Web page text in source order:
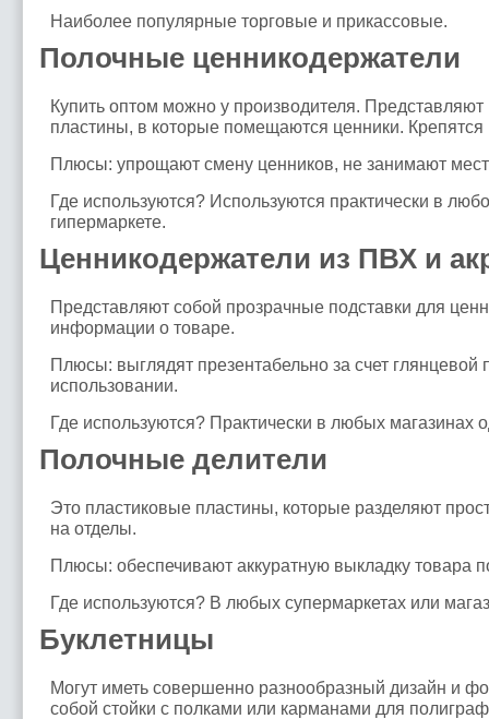
Наиболее популярные торговые и прикассовые.
Полочные ценникодержатели
Купить оптом можно у производителя. Представляют
пластины, в которые помещаются ценники. Крепятся
Плюсы: упрощают смену ценников, не занимают
Где используются? Используются практически в
гипермаркете.
Ценникодержатели из ПВХ и
Представляют собой прозрачные подставки для
информации о товаре.
Плюсы: выглядят презентабельно за счет глянцевой
использовании.
Где используются? Практически в любых магазинах
Полочные делители
Это пластиковые пластины, которые разделяют
на отделы.
Плюсы: обеспечивают аккуратную выкладку товара
Где используются? В любых супермаркетах или
Буклетницы
Могут иметь совершенно разнообразный дизайн и
собой стойки с полками или карманами для